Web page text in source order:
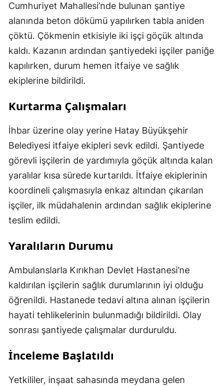
Cumhuriyet Mahallesi’nde bulunan şantiye
alanında beton dökümü yapılırken tabla aniden
çöktü. Çökmenin etkisiyle iki işçi göçük altında
kaldı. Kazanın ardından şantiyedeki işçiler paniğe
kapılırken, durum hemen itfaiye ve sağlık
ekiplerine bildirildi.
Kurtarma Çalışmaları
İhbar üzerine olay yerine Hatay Büyükşehir
Belediyesi itfaiye ekipleri sevk edildi. Şantiyede
görevli işçilerin de yardımıyla göçük altında kalan
yaralılar kısa sürede kurtarıldı. İtfaiye ekiplerinin
koordineli çalışmasıyla enkaz altından çıkarılan
işçiler, ilk müdahalenin ardından sağlık ekiplerine
teslim edildi.
Yaralıların Durumu
Ambulanslarla Kırıkhan Devlet Hastanesi’ne
kaldırılan işçilerin sağlık durumlarının iyi olduğu
öğrenildi. Hastanede tedavi altına alınan işçilerin
hayati tehlikelerinin bulunmadığı bildirildi. Olay
sonrası şantiyede çalışmalar durduruldu.
İnceleme Başlatıldı
Yetkililer, inşaat sahasında meydana gelen